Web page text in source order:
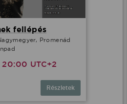
fellépés
Promenád
UTC+2
Részletek